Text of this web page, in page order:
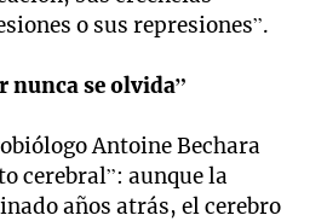
o sus represiones”.
se olvida”
Antoine Bechara
cerebral”: aunque la
años atrás, el cerebro